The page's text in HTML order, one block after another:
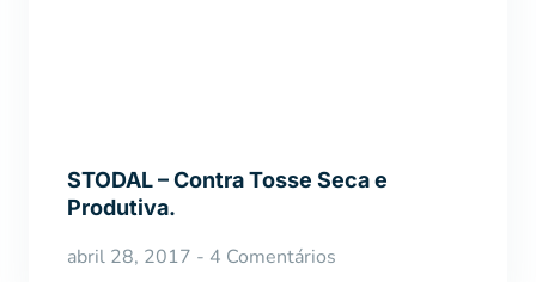
STODAL – Contra Tosse Seca e
Produtiva.
abril 28, 2017 4 Comentários